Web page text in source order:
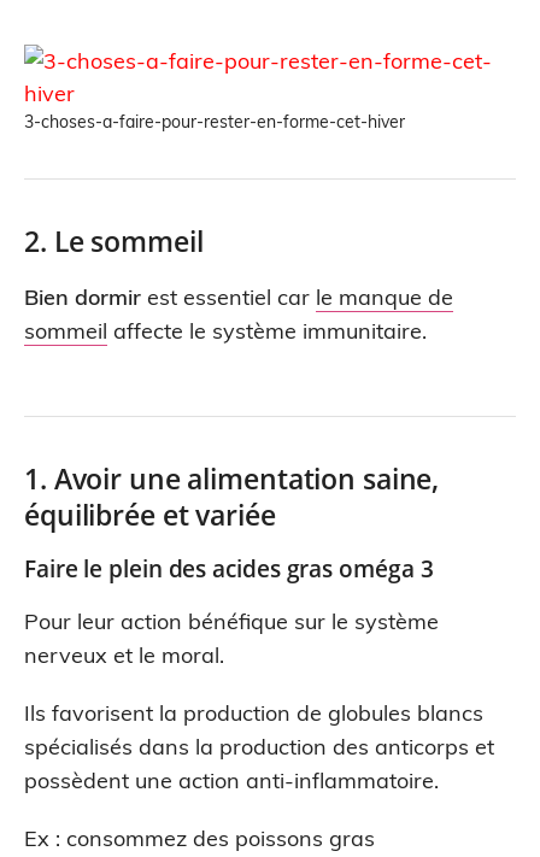
3-choses-a-faire-pour-rester-en-forme-cet-hiver
2. Le sommeil
Bien dormir est essentiel car le manque de
sommeil affecte le système immunitaire.
1. Avoir une alimentation saine,
équilibrée et variée
Faire le plein des acides gras oméga 3
Pour leur action bénéfique sur le système
nerveux et le moral.
Ils favorisent la production de globules blancs
spécialisés dans la production des anticorps et
possèdent une action anti-inflammatoire.
Ex : consommez des poissons gras